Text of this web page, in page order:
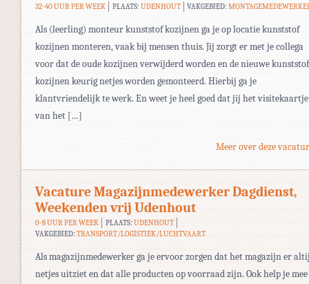
32-40 UUR PER WEEK PLAATS: UDENHOUT VAKGEBIED:
Als (leerling) monteur kunststof kozijnen ga je op locatie kunststof
kozijnen monteren, vaak bij mensen thuis. Jij zorgt er met je collega
voor dat de oude kozijnen verwijderd worden en de nieuwe kunststof
kozijnen keurig netjes worden gemonteerd. Hierbij ga je
klantvriendelijk te werk. En weet je heel goed dat jij het visitekaartje
van het […]
Meer over deze
Vacature Magazijnmedewerker Dagdienst,
Weekenden vrij Udenhout
0-8 UUR PER WEEK PLAATS: UDENHOUT
VAKGEBIED: TRANSPORT/LOGISTIEK/LUCHTVAART
Als magazijnmedewerker ga je ervoor zorgen dat het magazijn er
netjes uitziet en dat alle producten op voorraad zijn. Ook help je mee